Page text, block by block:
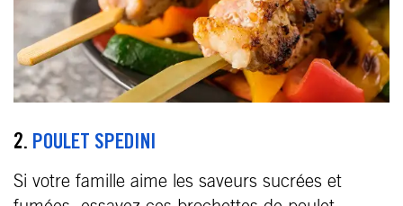
2. POULET SPEDINI
Si votre famille aime les saveurs sucrées et